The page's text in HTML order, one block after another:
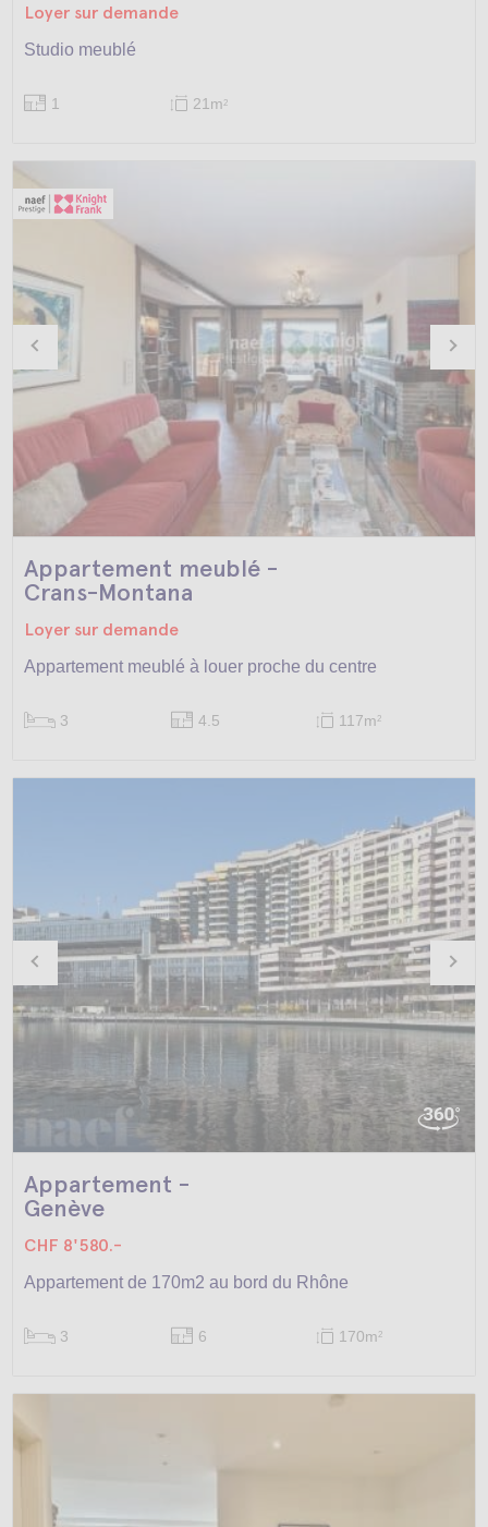
Loyer sur demande
Studio meublé
1 21m 2
Appartement meublé -
Crans-Montana
Loyer sur demande
Appartement meublé à louer proche du centre
3 4.5 117m2
Appartement -
Genève
CHF 8'580.-
Appartement de 170m2 au bord du Rhône
3 6 170m2